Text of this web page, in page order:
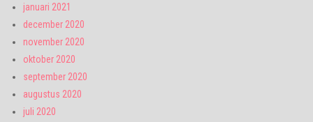
januari 2021
december 2020
november 2020
oktober 2020
september 2020
augustus 2020
juli 2020